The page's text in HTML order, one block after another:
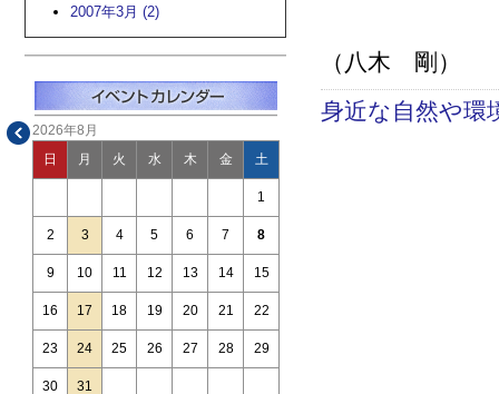
2007年3月 (2)
2026年8月
日 月 火 水 木 金 土
1
2 3 4 5 6 7 8
9 10 11 12 13 14 15
16 17 18 19 20 21 22
23 24 25 26 27 28 29
30 31
（八木 剛）
身近な自然や環